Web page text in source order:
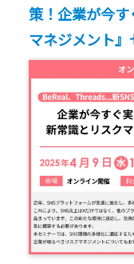
策！企業が今
マネジメント